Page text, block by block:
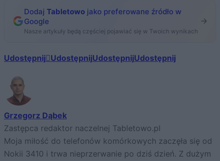
Dodaj Tabletowo jako preferowane źródło w
Google
Nasze artykuły będą częściej pojawiać się w Twoich wynikach
Udostępnij UdostępnijUdostępnijUdostępnij
Grzegorz Dąbek
Zastępca redaktor naczelnej Tabletowo.pl
Moja miłość do telefonów komórkowych zaczęła się od
Nokii 3410 i trwa nieprzerwanie po dziś dzień. Z dużym